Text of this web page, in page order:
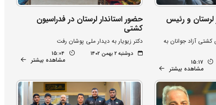
لرستان و رئیس
کشتی آزاد جوانان به
15:17
مشاهده بیشتر
حضور استاندار لرستان در فدراسیون
کشتی
دکتر زیویار به دیدار ملی پوشان رفت
دوشنبه ۲ بهمن ۱۴۰۲ 15:04
مشاهده بیشتر